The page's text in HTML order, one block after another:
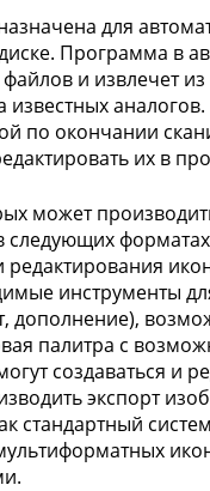
для
Программа в
и извлечет
по окончании
их в
может
инструменты
дополнение),
палитра с
создаваться и
экспорт
стандартный